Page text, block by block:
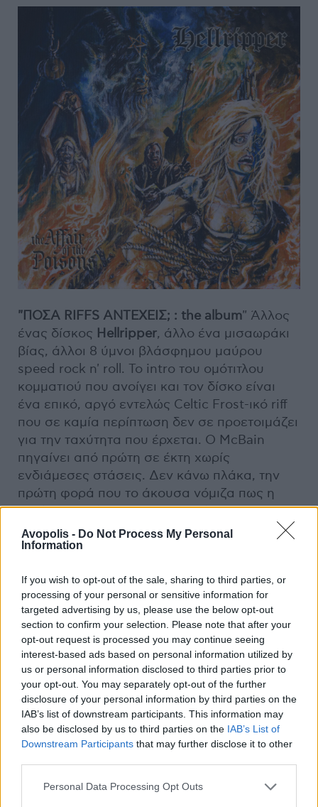
Avopolis - Do Not Process My Personal
Information
If you wish to opt-out of the sale, sharing to third parties, or
processing of your personal or sensitive information for
targeted advertising by us, please use the below opt-out
section to confirm your selection. Please note that after your
opt-out request is processed you may continue seeing
interest-based ads based on personal information utilized by
us or personal information disclosed to third parties prior to
your opt-out. You may separately opt-out of the further
disclosure of your personal information by third parties on the
IAB’s list of downstream participants. This information may
also be disclosed by us to third parties on the IAB’s List of
Downstream Participants that may further disclose it to other
Personal Data Processing Opt Outs
"ΠΟΣΑ RIFFS ΑΝΤΕΧΕΙΣ; : the album" Άλλος
ένας δίσκος Hellripper, άλλο ένα μισαωράκι
βίας, άλλοι 8 ύμνοι βλάσφημου μαύρου
speed rock n' roll. Το intro του ομότιτλου
κομματιού που ανοίγει και τον δίσκο είναι
ένα επικό, αργό εντελώς Celtic Frost-ικό riff
που σε καμία περίπτωση δεν σε προετοιμάζει
για την ταχύτητα που έρχεται. Ο McBain
πηγαίνει από πρώτη σε έκτη χωρίς
ενδιάμεσες στάσεις. Δεν κάνω πλάκα, την
πρώτη φορά που το άκουσα νόμιζα πως η
ταχύτητα μπήκε στο 1.25 και πήγα να το
χαμηλώσω. Άλλα τραγούδια που ξεχωρίζω
είναι τοBeyond The Convent Walls
Blasphemyγιατί δεν μπορεί να παίζει
άνθρωπος έτσι, και το Hexennachtγια τις
πουτανιέςστο δεύτερο μισό. Η φόρμουλα
παραμένει ίδια και εδώ, τα ίδια Βελζεβούλη
μου τα ίδια Βελζεβούλ μου. Ίσως όλα είναι
λίγο πιο πολισαρισμένα, χωρίς όμως να
αφαιρείται από τη φυσικότητα. Ο McBain
συνεχίζει να ουρλιάζει έξω τα λαρύγγια του
και να παίζει λες και είναι σε riff-off με τον
Διάολο. Ο άνθρωπος είναι σε τροχιά για να